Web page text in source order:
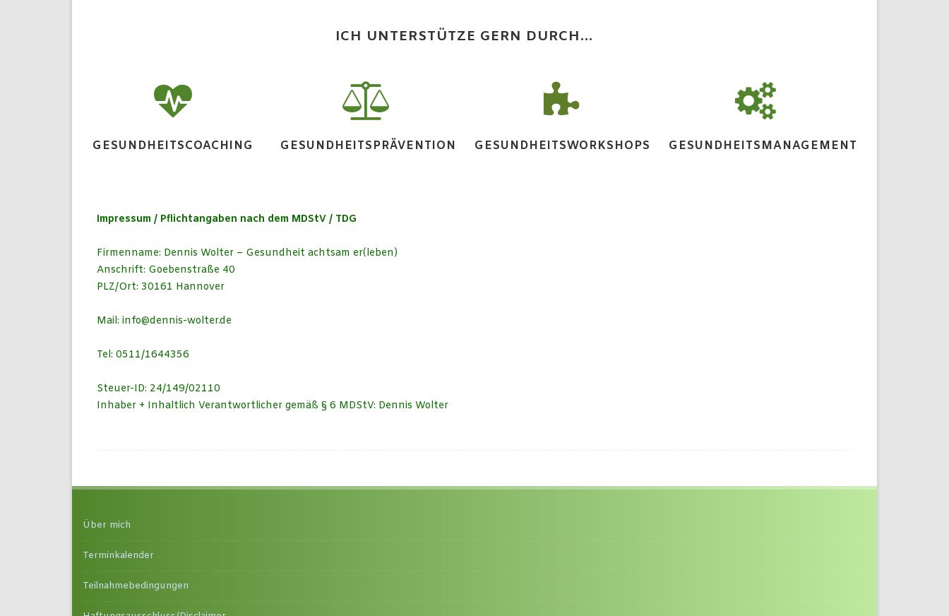
ICH UNTERSTÜTZE GERN DURCH...
GESUNDHEITSCOACHING GESUNDHEITSPRÄVENTION GESUNDHEITSWORKSHOPS GESUNDHEITSMANAGEMENT
Impressum / Pflichtangaben nach dem MDStV / TDG
Firmenname: Dennis Wolter – Gesundheit achtsam er(leben)
Anschrift: Goebenstraße 40
PLZ/Ort: 30161 Hannover
Mail: info@dennis-wolter.de
Tel: 0511/1644356
Steuer-ID: 24/149/02110
Inhaber + Inhaltlich Verantwortlicher gemäß § 6 MDStV: Dennis Wolter
Über mich
Terminkalender
Teilnahmebedingungen